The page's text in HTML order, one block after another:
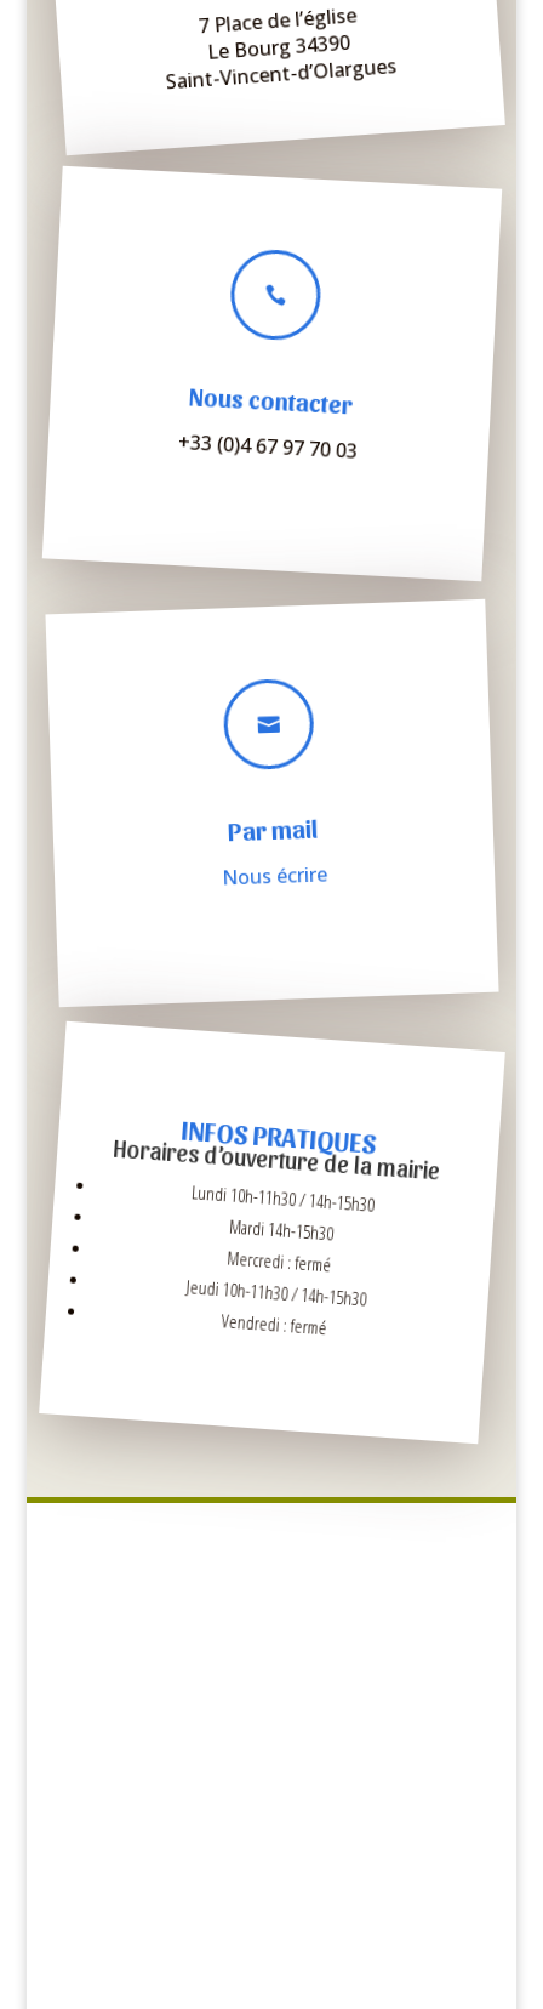
7 Place de l’église
Le Bourg 34390
Saint-Vincent-d’Olargues

Nous contacter
+33 (0)4 67 97 70 03

Par mail
Nous écrire
INFOS PRATIQUES
Horaires d’ouverture de la mairie
Lundi 10h-11h30 / 14h-15h30
Mardi 14h-15h30
Mercredi : fermé
Jeudi 10h-11h30 / 14h-15h30
Vendredi : fermé